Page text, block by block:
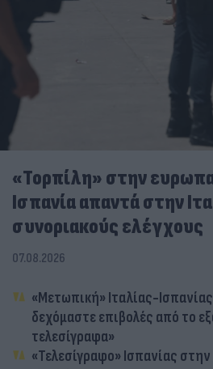
«Τορπίλη» στην
Ισπανία απαντά στην
συνοριακούς ελέγχους
07.08.2026
«Μετωπική» Ιταλίας-
δεχόμαστε επιβολές από το
τελεσίγραφα»
«Τελεσίγραφο» Ισπανίας στην